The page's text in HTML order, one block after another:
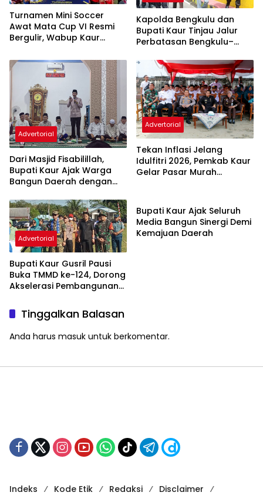
Turnamen Mini Soccer
Awat Mata Cup VI Resmi
Bergulir, Wabup Kaur
Pemberdayaan Ekonomi
Masyarakat
Kapolda Bengkulu dan
Bupati Kaur Tinjau Jalur
Perbatasan Bengkulu–
Lebaran 1447 H
Advertorial
Dari Masjid Fisabilillah,
Bupati Kaur Ajak Warga
Bangun Daerah dengan
Advertorial
Tekan Inflasi Jelang
Idulfitri 2026, Pemkab Kaur
Gelar Pasar Murah
Advertorial
Bupati Kaur Gusril Pausi
Buka TMMD ke-124, Dorong
Akselerasi Pembangunan
Bupati Kaur Ajak Seluruh
Media Bangun Sinergi Demi
Kemajuan Daerah
Tinggalkan Balasan
Anda harus masuk untuk berkomentar.
Indeks Kode Etik Redaksi
Disclaimer